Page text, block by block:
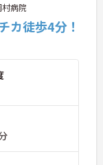
病院
カ徒歩4分！